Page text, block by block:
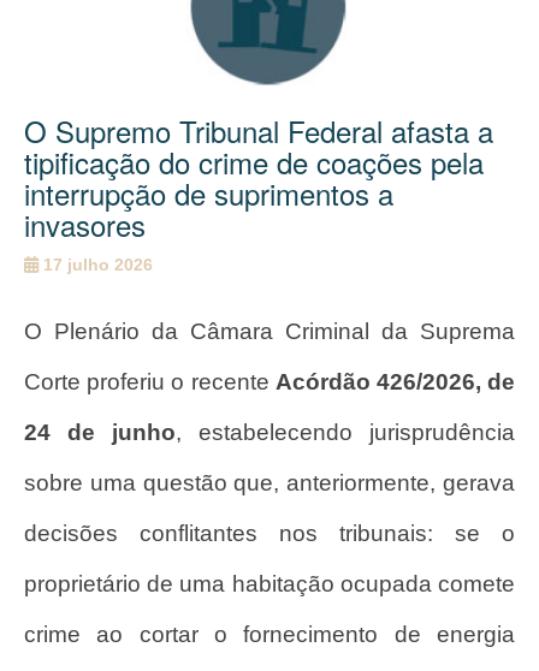
O Supremo Tribunal Federal afasta a
tipificação do crime de coações pela
interrupção de suprimentos a
invasores
17 julho 2026
O Plenário da Câmara Criminal da Suprema
Corte proferiu o recente Acórdão 426/2026, de
24 de junho, estabelecendo jurisprudência
sobre uma questão que, anteriormente, gerava
decisões conflitantes nos tribunais: se o
proprietário de uma habitação ocupada comete
crime ao cortar o fornecimento de energia